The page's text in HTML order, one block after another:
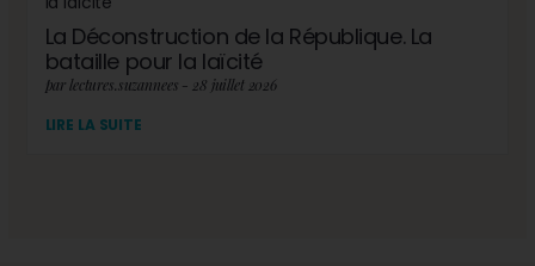
La Déconstruction de la République. La
bataille pour la laïcité
par lectures.suzannees - 28 juillet 2026
LIRE LA SUITE